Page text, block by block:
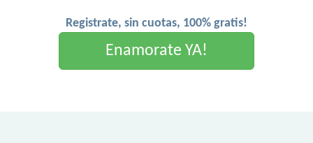
Registrate, sin cuotas, 100% gratis!
Enamorate YA!